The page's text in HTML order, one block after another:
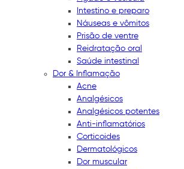
Intestino e preparo
Náuseas e vômitos
Prisão de ventre
Reidratação oral
Saúde intestinal
Dor & Inflamação
Acne
Analgésicos
Analgésicos potentes
Anti-inflamatórios
Corticoides
Dermatológicos
Dor muscular